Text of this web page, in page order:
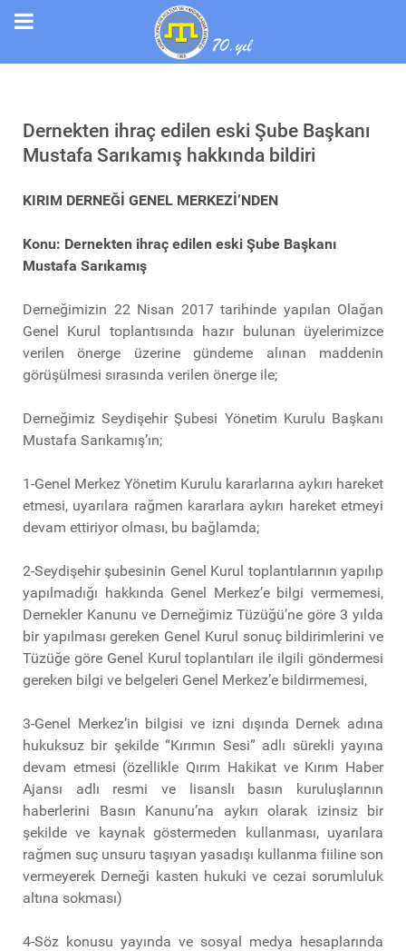
Dernekten ihraç edilen eski Şube Başkanı
Mustafa Sarıkamış hakkında bildiri
KIRIM DERNEĞİ GENEL MERKEZİ’NDEN
Konu: Dernekten ihraç edilen eski Şube Başkanı
Mustafa Sarıkamış
Derneğimizin 22 Nisan 2017 tarihinde yapılan Olağan
Genel Kurul toplantısında hazır bulunan üyelerimizce
verilen önerge üzerine gündeme alınan maddenin
görüşülmesi sırasında verilen önerge ile;
Derneğimiz Seydişehir Şubesi Yönetim Kurulu Başkanı
Mustafa Sarıkamış’ın;
1-Genel Merkez Yönetim Kurulu kararlarına aykırı hareket
etmesi, uyarılara rağmen kararlara aykırı hareket etmeyi
devam ettiriyor olması, bu bağlamda;
2-Seydişehir şubesinin Genel Kurul toplantılarının yapılıp
yapılmadığı hakkında Genel Merkez’e bilgi vermemesi,
Dernekler Kanunu ve Derneğimiz Tüzüğü’ne göre 3 yılda
bir yapılması gereken Genel Kurul sonuç bildirimlerini ve
Tüzüğe göre Genel Kurul toplantıları ile ilgili göndermesi
gereken bilgi ve belgeleri Genel Merkez’e bildirmemesi,
3-Genel Merkez’in bilgisi ve izni dışında Dernek adına
hukuksuz bir şekilde “Kırımın Sesi” adlı sürekli yayına
devam etmesi (özellikle Qırım Hakikat ve Kırım Haber
Ajansı adlı resmi ve lisanslı basın kuruluşlarının
haberlerini Basın Kanunu’na aykırı olarak izinsiz bir
şekilde ve kaynak göstermeden kullanması, uyarılara
rağmen suç unsuru taşıyan yasadışı kullanma fiiline son
vermeyerek Derneği kasten hukuki ve cezai sorumluluk
altına sokması)
4-Söz konusu yayında ve sosyal medya hesaplarında